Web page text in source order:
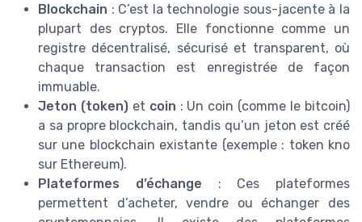
Blockchain : C’est la technologie sous-jacente à la
plupart des cryptos. Elle fonctionne comme un
registre décentralisé, sécurisé et transparent, où
chaque transaction est enregistrée de façon
immuable.
Jeton (token)et coin : Un coin (comme le bitcoin)
a sa propre blockchain, tandis qu’un jeton est créé
sur une blockchain existante (exemple : token kno
sur Ethereum).
Plateformes d’échange : Ces plateformes
permettent d’acheter, vendre ou échanger des